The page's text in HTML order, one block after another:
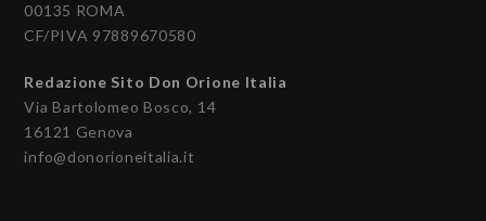
00135 ROMA
CF/PIVA 97889670580
Redazione Sito Don Orione Italia
Via Bartolomeo Bosco, 14
16121 Genova
info@donorioneitalia.it